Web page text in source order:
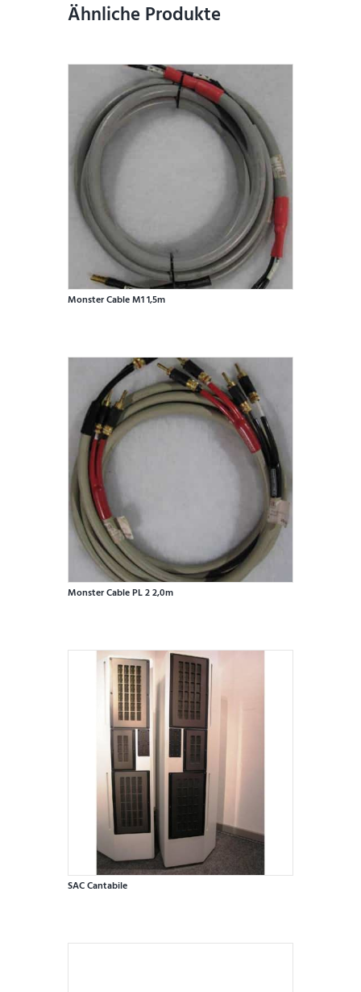
Ähnliche Produkte
Monster Cable M1 1,5m
Monster Cable PL 2 2,0m
SAC Cantabile